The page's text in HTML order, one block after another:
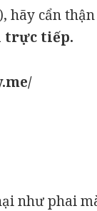
hãy cẩn
trực tiếp.
như phai